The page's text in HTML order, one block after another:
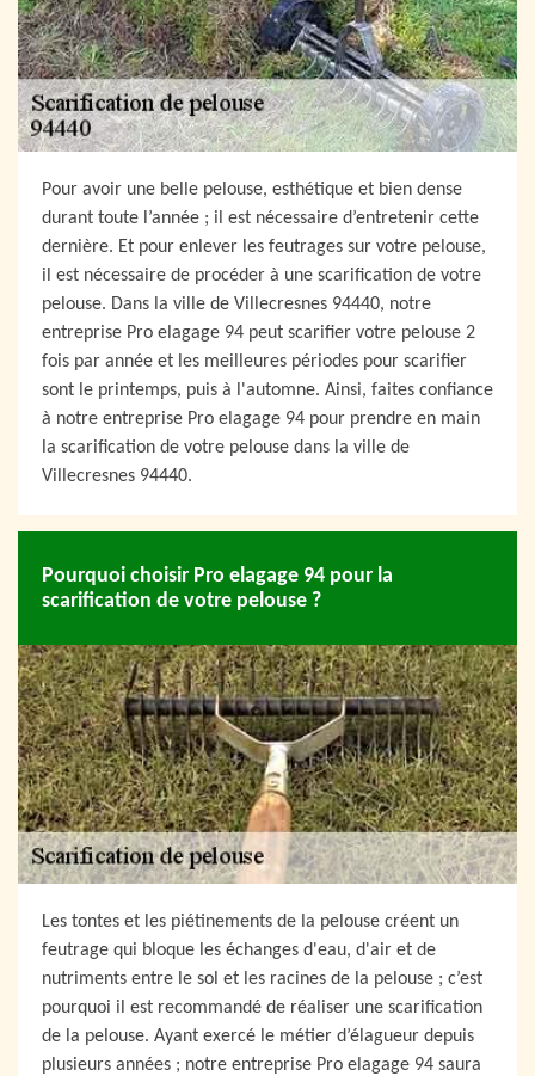
Pour avoir une belle pelouse, esthétique et bien dense
durant toute l’année ; il est nécessaire d’entretenir cette
dernière. Et pour enlever les feutrages sur votre pelouse,
il est nécessaire de procéder à une scarification de votre
pelouse. Dans la ville de Villecresnes 94440, notre
entreprise Pro elagage 94 peut scarifier votre pelouse 2
fois par année et les meilleures périodes pour scarifier
sont le printemps, puis à l'automne. Ainsi, faites confiance
à notre entreprise Pro elagage 94 pour prendre en main
la scarification de votre pelouse dans la ville de
Villecresnes 94440.
Pourquoi choisir Pro elagage 94 pour la
scarification de votre pelouse ?
Les tontes et les piétinements de la pelouse créent un
feutrage qui bloque les échanges d'eau, d'air et de
nutriments entre le sol et les racines de la pelouse ; c’est
pourquoi il est recommandé de réaliser une scarification
de la pelouse. Ayant exercé le métier d’élagueur depuis
plusieurs années ; notre entreprise Pro elagage 94 saura